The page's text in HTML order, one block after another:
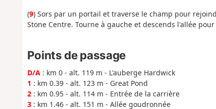
(9) Sors par un portail et traverse le champ pour
Stone Centre. Tourne à gauche et descends l'allée
Points de passage
D/A: km 0 - alt. 119 m - L'auberge Hardwick
1 : km 0.39 - alt. 123 m - Great Pond
2: km 0.95 - alt. 114 m - Entrée de la carrière
3: km 1.46 - alt. 151 m - Allée goudronnée